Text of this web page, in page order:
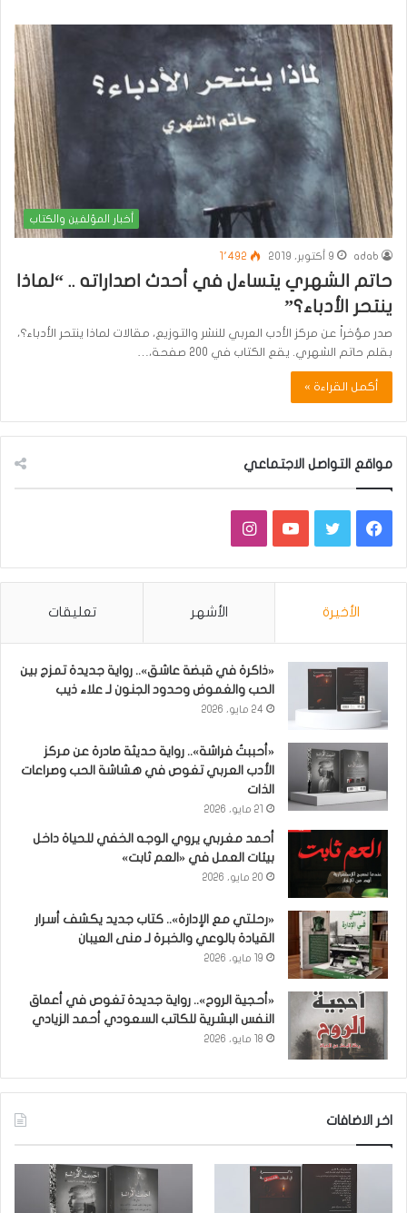
أخبار المؤلفين والكتاب
adab 9 أكتوبر، 2019 1٬492
حاتم الشهري يتساءل في أحدث اصداراته .. “لماذا
ينتحر الأدباء؟”
صدر مؤخراً عن مركز الأدب العربي للنشر والتوزيع، مقالات لماذا ينتحر الأدباء؟،
بقلم حاتم الشهري. يقع الكتاب في 200 صفحة،…
أكمل القراءة »
مواقع التواصل الاجتماعي
فيسبوكتويتر يوتيوبانستقرام
الأخيرة الأشهر تعليقات
«ذاكرة في قبضة عاشق».. رواية جديدة تمزج بين
الحب والغموض وحدود الجنون لـ علاء ذيب
24 مايو، 2026
«أحببتُ فراشة».. رواية حديثة صادرة عن مركز
الأدب العربي تغوص في هشاشة الحب وصراعات
الذات
21 مايو، 2026
أحمد مغربي يروي الوجه الخفي للحياة داخل
بيئات العمل في «العم ثابت»
20 مايو، 2026
«رحلتي مع الإدارة».. كتاب جديد يكشف أسرار
القيادة بالوعي والخبرة لـ منى العيبان
19 مايو، 2026
«أحجية الروح».. رواية جديدة تغوص في أعماق
النفس البشرية للكاتب السعودي أحمد الزيادي
18 مايو، 2026
اخر الاضافات